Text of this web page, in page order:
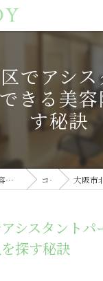
でアシ
きる美
す秘訣
埼玉県川越で美容室の求人なら合同会社YDY コラム 大阪市北区でア
シスタントパ
探す秘訣